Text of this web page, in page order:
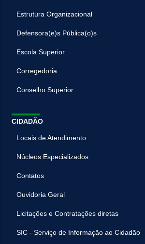
Estrutura Organizacional
Defensora(e)s Pública(o)s
Escola Superior
Corregedoria
Conselho Superior
CIDADÃO
Locais de Atendimento
Núcleos Especializados
Contatos
Ouvidoria Geral
Licitações e Contratações diretas
SIC - Serviço de Informação ao Cidadão